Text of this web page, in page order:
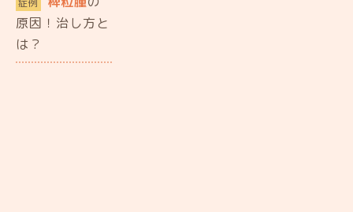
症例
原因！治し方と
は？